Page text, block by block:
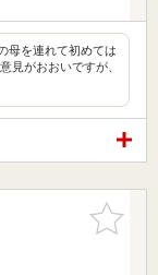
母を連れて初めては
見がおおいですが、
お気に入
りに追加